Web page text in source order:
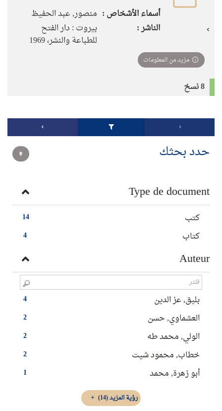
أسماء الأشخاص : منصور, عبد الحفيظ
الناشر :
بيروت : دار الفتح
للطباعة والنشر، 1969
مزيد من المعلومات
8 نسخ
حدد بحثك
Type de document
14 كتب
4 كتاب
Auteur
4 بليق, عز الدين
2 العشماوي, حسن
2 الولي, محمد طه
2 خطاب, محمود شيت
1 أبو زهرة‏, ‏محمد‏
رؤية المزيد(14)